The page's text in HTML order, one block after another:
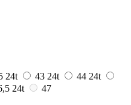
24t 43 24t 44 24t
24t
47